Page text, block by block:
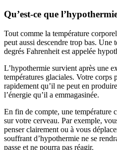
Qu’est-ce que
Tout comme la température
peut aussi descendre trop bas. Une
degrés Fahrenheit est appelée
L’hypothermie survient après une
températures glaciales. Votre corps
rapidement qu’il ne peut en
l’énergie qu’il a emmagasinée.
En fin de compte, une température
sur votre cerveau. Par exemple,
penser clairement ou à vous
souffrant d’hypothermie ne se
passe et ne pourra pas réagir.